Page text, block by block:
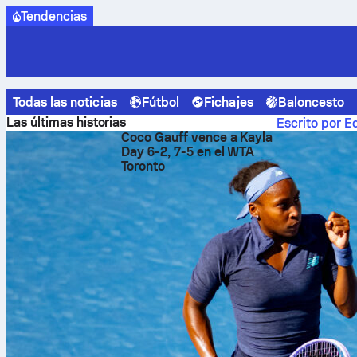
Tendencias
Todas las noticias Fútbol Fichajes Baloncesto
Sofascore News Otros deportes
Mets anotan 10
Escrito por
Mets
12ª
Las últimas historias
Coco Gauff vence a Kayla
Day 6-2, 7-5 en el WTA
Toronto